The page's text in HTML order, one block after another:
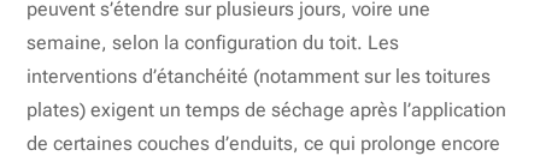
peuvent s’étendre sur plusieurs jours, voire une
semaine, selon la configuration du toit. Les
interventions d’étanchéité (notamment sur les toitures
plates) exigent un temps de séchage après l’application
de certaines couches d’enduits, ce qui prolonge encore